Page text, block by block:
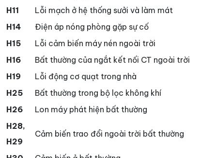
H11
Lỗi mạch ở hệ thống sưởi và làm mát
H14
Điện áp nóng phòng gặp sự cố
H15
Lỗi cảm biến máy nén ngoài trời
H16
Bất thường của ngắt kết nối CT ngoài trời
H19
Lỗi động cơ quạt trong nhà
H25
Bất thường trong bộ lọc không khí
H26
Lon máy phát hiện bất thường
H28,
H29
Cảm biến trao đổi ngoài trời bất thường